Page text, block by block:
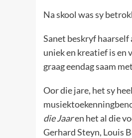
Na skool was sy
Sanet beskryf haarself
uniek en kreatief is en
graag eendag saam
Oor die jare, het sy
die Jaaren het al die
Gerhard Steyn, Louis